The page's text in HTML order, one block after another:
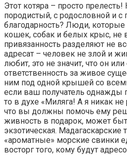
Этот котяра – просто
породистый, с родословной и с
благодарность? Люди, которые
кошек, собак и белых крыс, не
привязанность разделяют не
адресат – человек не злой и
любит, это не значит, что он
ответственность за живое
ним под одной крышей со
если ваш получатель однажды
то в духе «Миляга! А я никак не
что вы должны помочь ему
живность в подарок, может
экзотическая. Мадагаскарские
«ароматные» морские свинки
восторг того, кому будут